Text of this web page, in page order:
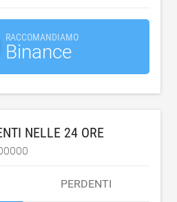
RACCOMANDIAMO
Binance
NELLE 24 ORE
PERDENTI